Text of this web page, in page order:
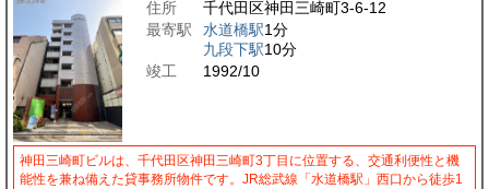
住所
千代田区神田三崎町3-6-12
最寄駅
水道橋駅1分
九段下駅10分
竣工
1992/10
神田三崎町ビルは、千代田区神田三崎町3丁目に位置する、交通利便性と機
能性を兼ね備えた貸事務所物件です。JR総武線「水道橋駅」西口から徒歩1